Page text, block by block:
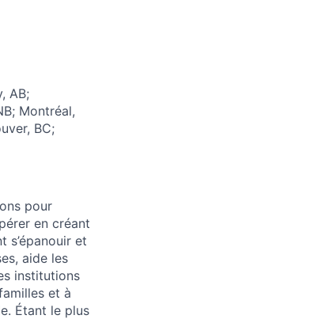
AB;
Montréal,
BC;
pour
en créant
s’épanouir et
aide les
institutions
et à
Étant le plus